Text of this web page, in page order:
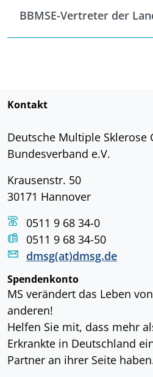
BBMSE-Vertreter der
Kontakt
Deutsche Multiple Sklerose
Bundesverband e.V.
Krausenstr. 50
30171 Hannover
0511 9 68 34-0
0511 9 68 34-50
dmsg(at)dmsg.de
Spendenkonto
MS verändert das Leben
anderen!
Helfen Sie mit, dass mehr
Erkrankte in Deutschland
Partner an ihrer Seite